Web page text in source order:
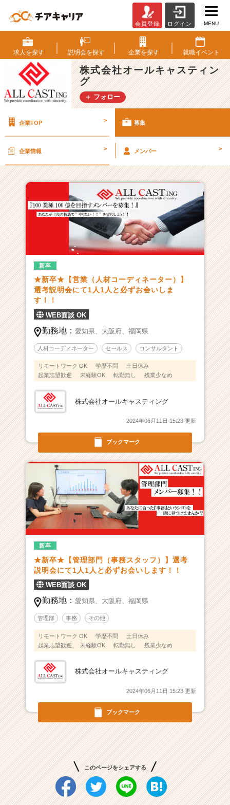
式
会
社
オ
ー
ル
キ
テ
グ
の
求
一
-
0
0
種
1
0
億
を
目
指
メ
募
集！』
あ
な
た
が
役
物
語
で”や
り
た
実
現
し
よ
|
業
か
ら
会員登録 ログイン MENU
求人を探す 説明会を探す 企業を探す 就職イベント
株式会社オールキャスティン
グ
＋ フォロー
企業TOP > 募集
企業情報 > メンバー >
ブックマーク
新卒
★新卒★【営業（人材コーディネーター）】
選考説明会にて1人1人と必ずお会いしま
す！！
WEB面談 OK
勤務地： 愛知県、 大阪府、 福岡県
人材コーディネーター セールス コンサルタント
リモートワーク OK 学歴不問
土日休み
起業志望歓迎
未経験OK 転勤無し 残業少なめ
株式会社オールキャスティング
2024年06月11日 15:23 更新
ブックマーク
新卒
★新卒★【管理部門（事務スタッフ）】選考
説明会にて1人1人と必ずお会いします！！
WEB面談 OK
勤務地： 愛知県、 大阪府、 福岡県
管理部 事務 その他
リモートワーク OK 学歴不問
土日休み
起業志望歓迎
未経験OK 転勤無し 残業少なめ
株式会社オールキャスティング
2024年06月11日 15:23 更新
このページをシェアする